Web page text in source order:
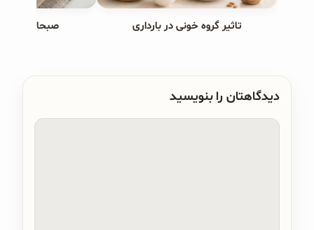
تاثیر گروه خونی در بارداری صبحانه های
دیدگاهتان را بنویسید